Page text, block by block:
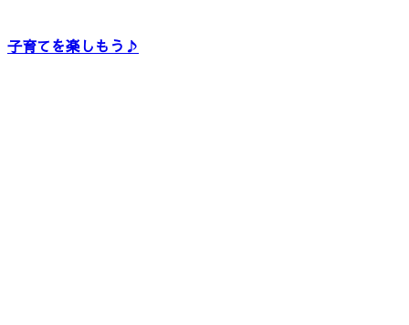
子育てを楽しもう♪